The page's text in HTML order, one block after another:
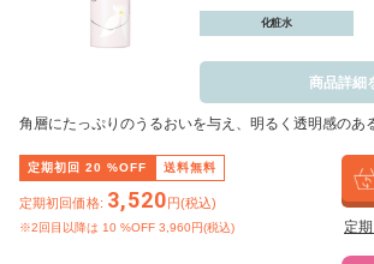
化粧水
商品詳細
角層にたっぷりのうるおいを与え、明るく透明感のあ
定期初回 20 %OFF 送料無料
定期初回価格: 3,520円(税込)
※2回目以降は 10 %OFF 3,960円(税込) 定